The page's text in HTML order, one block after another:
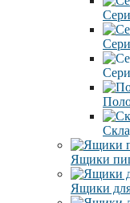
Ящики
Ящики